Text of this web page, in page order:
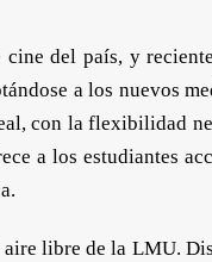
del país, y
a los nuevos
con la flexibilidad
a los estudiantes
libre de la LMU.